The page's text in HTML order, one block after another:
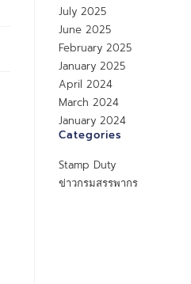
July 2025
June 2025
February 2025
January 2025
April 2024
March 2024
January 2024
Categories
Stamp Duty
ข่าวกรมสรรพากร